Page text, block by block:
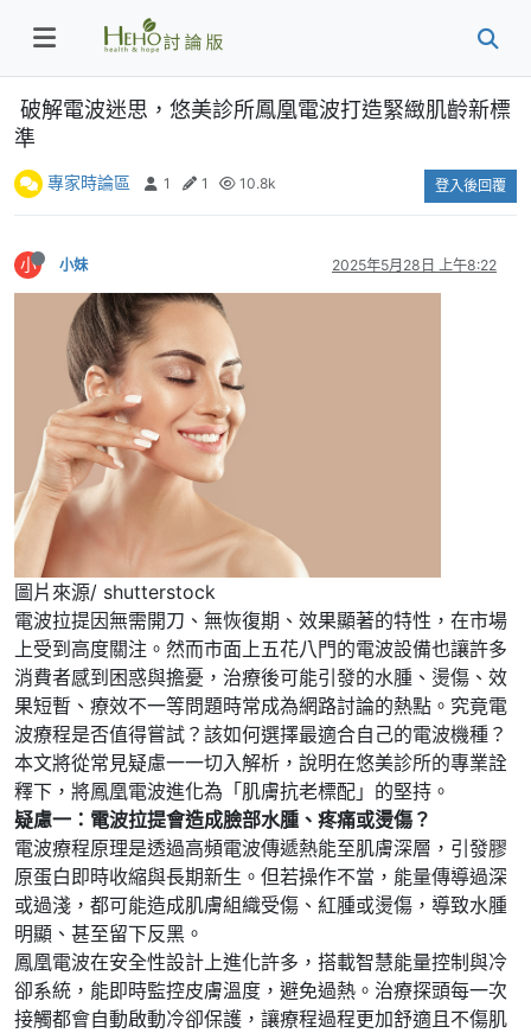
破解電波迷思，悠美診所鳳凰電波打造緊緻肌齡新標
準
專家時論區 1 1 10.8k 登入後回覆
小 小妹 2025年5月28日 上午8:22
圖片來源/ shutterstock
電波拉提因無需開刀、無恢復期、效果顯著的特性，在市場
上受到高度關注。然而市面上五花八門的電波設備也讓許多
消費者感到困惑與擔憂，治療後可能引發的水腫、燙傷、效
果短暫、療效不一等問題時常成為網路討論的熱點。究竟電
波療程是否值得嘗試？該如何選擇最適合自己的電波機種？
本文將從常見疑慮一一切入解析，說明在悠美診所的專業詮
釋下，將鳳凰電波進化為「肌膚抗老標配」的堅持。
疑慮一：電波拉提會造成臉部水腫、疼痛或燙傷？
電波療程原理是透過高頻電波傳遞熱能至肌膚深層，引發膠
原蛋白即時收縮與長期新生。但若操作不當，能量傳導過深
或過淺，都可能造成肌膚組織受傷、紅腫或燙傷，導致水腫
明顯、甚至留下反黑。
鳳凰電波在安全性設計上進化許多，搭載智慧能量控制與冷
卻系統，能即時監控皮膚溫度，避免過熱。治療探頭每一次
接觸都會自動啟動冷卻保護，讓療程過程更加舒適且不傷肌